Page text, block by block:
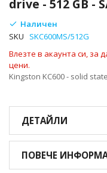
drive - 512 GB -
Наличен
SKU
SKC600MS/512G
Влезте в акаунта си, за
цени.
Kingston KC600 - solid
на
галерия
снимки
ДЕТАЙЛИ
ПОВЕЧЕ